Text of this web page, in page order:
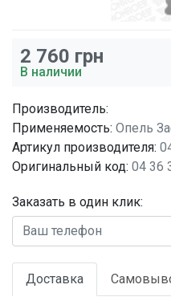
2 760 грн
В наличии
Производитель:
Применяемость: Опель
Артикул производителя:
Оригинальный код: 04 36
Заказать в один клик:
Доставка